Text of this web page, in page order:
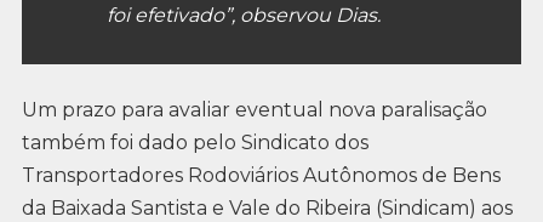
foi efetivado”, observou Dias.
Um prazo para avaliar eventual nova paralisação
também foi dado pelo Sindicato dos
Transportadores Rodoviários Autônomos de Bens
da Baixada Santista e Vale do Ribeira (Sindicam) aos